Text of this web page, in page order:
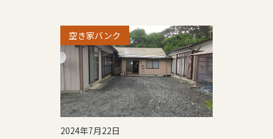
空き家バンク
2024年7月22日